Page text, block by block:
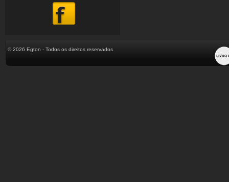
© 2026 Egton - Todos os direitos reservados